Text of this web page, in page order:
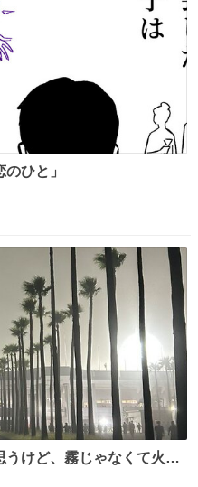
ひと」
けど、霧じゃなくて火山